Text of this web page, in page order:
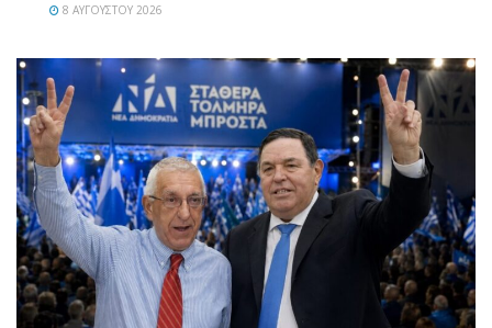
8 ΑΥΓΟΎΣΤΟΥ 2026